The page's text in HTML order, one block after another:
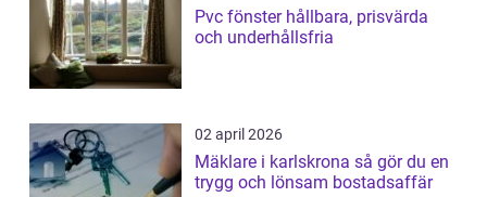
Pvc fönster hållbara, prisvärda
och underhållsfria
02 april 2026
Mäklare i karlskrona så gör du en
trygg och lönsam bostadsaffär